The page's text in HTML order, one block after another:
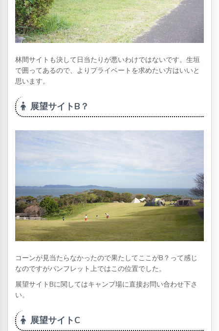
林間サイトも決して日当たりが悪いわけではないです。生垣
で囲ってあるので、よりプライベートを求めたい方はいいと
思います。
展望サイトB？
コーンが見当たらなかったので果たしてここがB？って感じ
なのですがパンフレット上ではこの位置でした。
展望サイトBに関してはキャンプ場に直接お問い合わせ下さ
い。
展望サイトC